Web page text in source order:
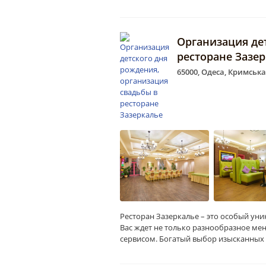
Организация
ресторане
65000, Одеса,
Ресторан Зазеркалье – это особый
Вас ждет не только разнообразное
сервисом. Богатый выбор